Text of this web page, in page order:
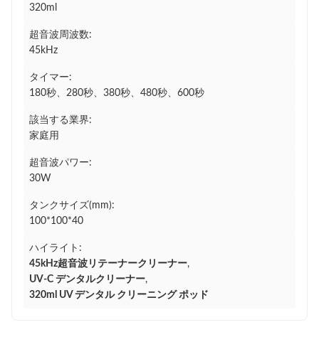
320ml
超音波周波数:
45kHz
タイマー:
180秒、280秒、380秒、480秒、600秒
該当する業界:
家庭用
超音波パワー:
30W
タンクサイズ(mm):
100*100*40
ハイライト:
45kHz超音波リテーナークリーナー,
UV-C デンタルクリーナー,
320ml UV デンタル クリーニング ポッド